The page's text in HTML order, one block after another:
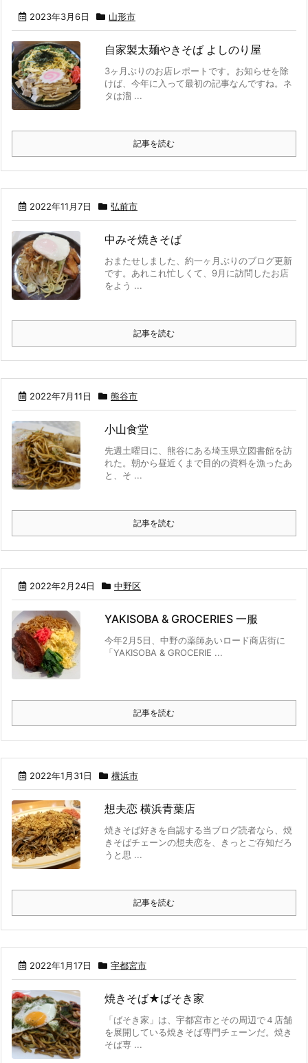
2023年3月6日 山形市
自家製太麺やきそば よしのり屋
3ヶ月ぶりのお店レポートです。お知らせを除
けば、今年に入って最初の記事なんですね。ネ
タは溜 ...
記事を読む
2022年11月7日 弘前市
中みそ焼きそば
おまたせしました、約一ヶ月ぶりのブログ更新
です。あれこれ忙しくて、9月に訪問したお店
をよう ...
記事を読む
2022年7月11日 熊谷市
小山食堂
先週土曜日に、熊谷にある埼玉県立図書館を訪
れた。朝から昼近くまで目的の資料を漁ったあ
と、そ ...
記事を読む
2022年2月24日 中野区
YAKISOBA & GROCERIES 一服
今年2月5日、中野の薬師あいロード商店街に
「YAKISOBA & GROCERIE ...
記事を読む
2022年1月31日 横浜市
想夫恋 横浜青葉店
焼きそば好きを自認する当ブログ読者なら、焼
きそばチェーンの想夫恋を、きっとご存知だろ
うと思 ...
記事を読む
2022年1月17日 宇都宮市
焼きそば★ばそき家
「ばそき家」は、宇都宮市とその周辺で４店舗
を展開している焼きそば専門チェーンだ。焼き
そば専 ...